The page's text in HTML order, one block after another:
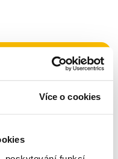
Více o cookies
a analýz.